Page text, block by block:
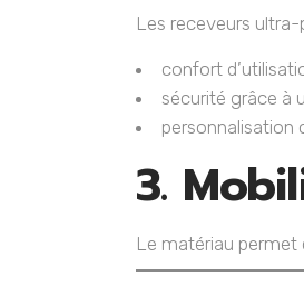
Les receveurs
confort
sécurité grâce à
personnalisation
3.
Le matériau permet